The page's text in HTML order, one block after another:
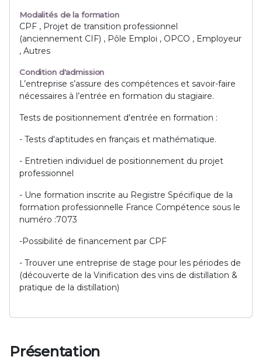
Présentation
Modalités de la formation
CPF , Projet de transition professionnel
(anciennement CIF) , Pôle Emploi , OPCO , Employeur
, Autres
Condition d'admission
L’entreprise s’assure des compétences et savoir-faire
nécessaires à l’entrée en formation du stagiaire.
Tests de positionnement d'entrée en formation :
- Tests d'aptitudes en français et mathématique.
- Entretien individuel de positionnement du projet
professionnel
- Une formation inscrite au Registre Spécifique de la
formation professionnelle France Compétence sous le
numéro :7073
-Possibilité de financement par CPF
- Trouver une entreprise de stage pour les périodes de
(découverte de la Vinification des vins de distillation &
pratique de la distillation)